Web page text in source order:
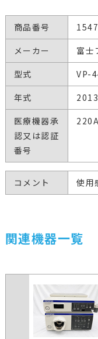
商品番号
メーカー
富士
型式
VP-
年式
2013
医療機器承
認又は認証
番号
コメント 使用
関連機器一覧